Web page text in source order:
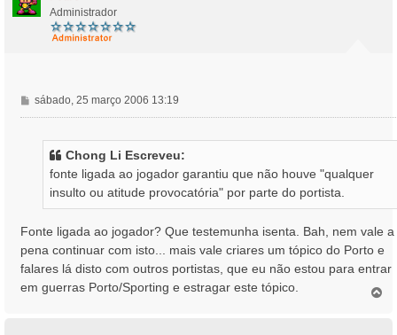
Administrador
M
e
sábado, 25 março 2006 13:19
Chong Li Escreveu:
fonte ligada ao jogador garantiu que não houve "qualquer
insulto ou atitude provocatória" por parte do portista.
Fonte ligada ao jogador? Que testemunha isenta. Bah, nem vale a
pena continuar com isto... mais vale criares um tópico do Porto e
falares lá disto com outros portistas, que eu não estou para entrar
em guerras Porto/Sporting e estragar este tópico.